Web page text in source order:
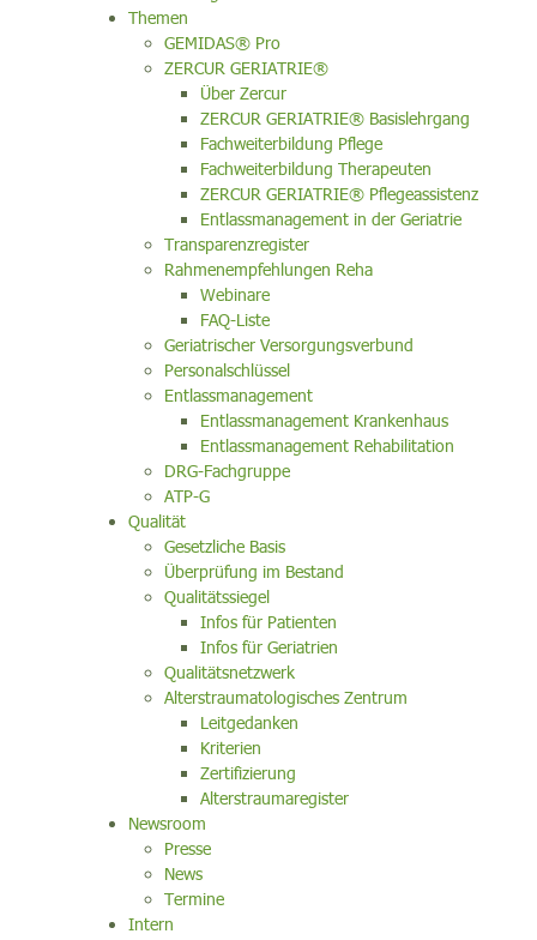
Themen
GEMIDAS® Pro
ZERCUR GERIATRIE®
Über Zercur
ZERCUR GERIATRIE® Basislehrgang
Fachweiterbildung Pflege
Fachweiterbildung Therapeuten
ZERCUR GERIATRIE® Pflegeassistenz
Entlassmanagement in der Geriatrie
Transparenzregister
Rahmenempfehlungen Reha
Webinare
FAQ-Liste
Geriatrischer Versorgungsverbund
Personalschlüssel
Entlassmanagement
Entlassmanagement Krankenhaus
Entlassmanagement Rehabilitation
DRG-Fachgruppe
ATP-G
Qualität
Gesetzliche Basis
Überprüfung im Bestand
Qualitätssiegel
Infos für Patienten
Infos für Geriatrien
Qualitätsnetzwerk
Alterstraumatologisches Zentrum
Leitgedanken
Kriterien
Zertifizierung
Alterstraumaregister
Newsroom
Presse
News
Termine
Intern